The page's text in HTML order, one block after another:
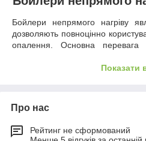
Бойлери непрямого нагріву
дозволяють повноцінно
опалення. Основна перевага
водонагрівачів подібні
використовується для
Це дозволяє користуватися
джерелом для підігріву води в
пристрої можуть відрізнятися
Показати
Про нас
Рейтинг не сформований